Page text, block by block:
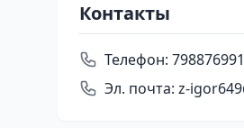
Контакты
Телефон:
Эл. почта: z-